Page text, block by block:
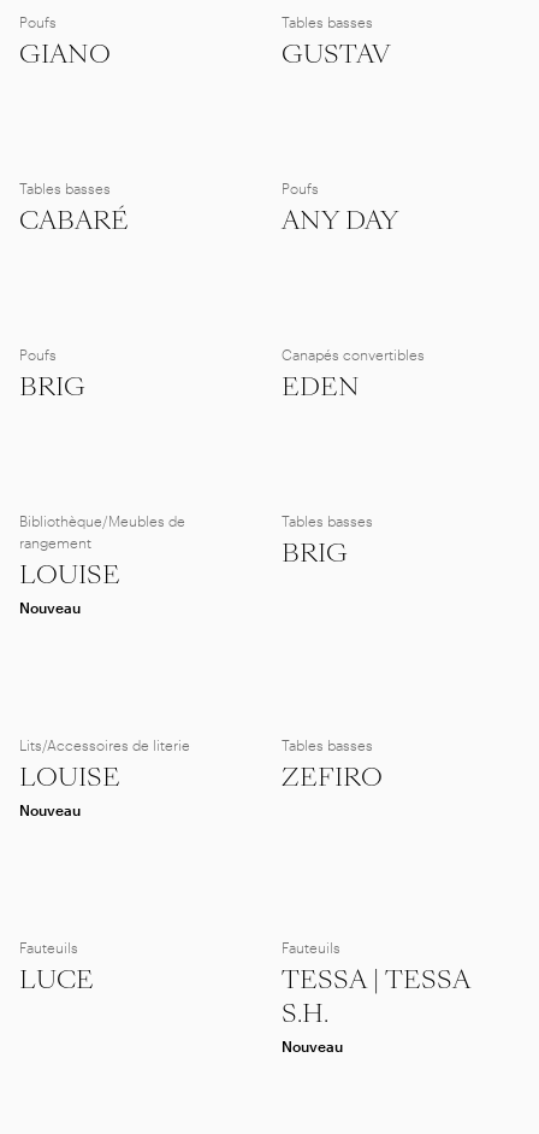
Poufs
GIANO
Tables basses
GUSTAV
Tables basses
CABARÉ
Poufs
ANY DAY
Poufs
BRIG
Canapés convertibles
EDEN
Bibliothèque/Meubles de
rangement
LOUISE
Nouveau
Tables basses
BRIG
Lits/Accessoires de literie
LOUISE
Nouveau
Tables basses
ZEFIRO
Fauteuils
LUCE
Fauteuils
TESSA | TESSA
S.H.
Nouveau